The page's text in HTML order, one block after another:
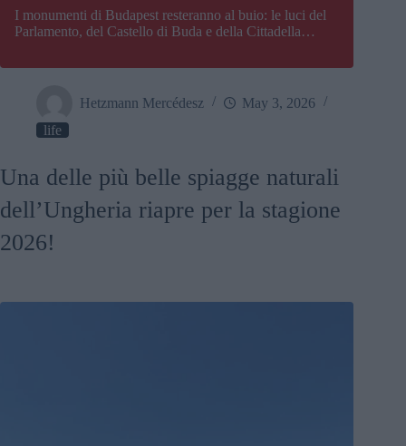
I monumenti di Budapest resteranno al buio: le luci del
Parlamento, del Castello di Buda e della Cittadella
Hetzmann Mercédesz
May 3, 2026
life
Una delle più belle spiagge naturali
dell’Ungheria riapre per la stagione
2026!